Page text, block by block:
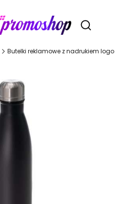
Otwórz
Butelki reklamowe z nadrukiem logo